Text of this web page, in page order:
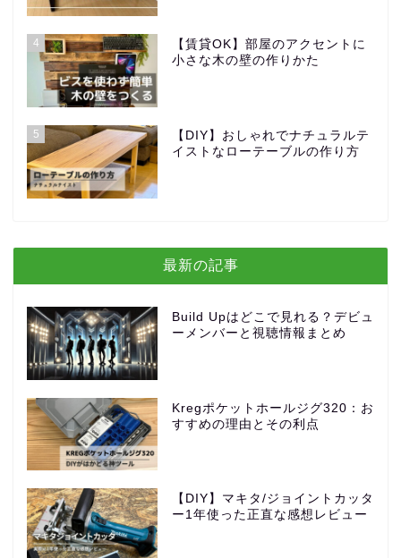
4
【賃貸OK】部屋のアクセントに
小さな木の壁の作りかた
5
【DIY】おしゃれでナチュラルテ
イストなローテーブルの作り方
最新の記事
Build Upはどこで見れる？デビュ
ーメンバーと視聴情報まとめ
Kregポケットホールジグ320：お
すすめの理由とその利点
【DIY】マキタ/ジョイントカッタ
ー1年使った正直な感想レビュー